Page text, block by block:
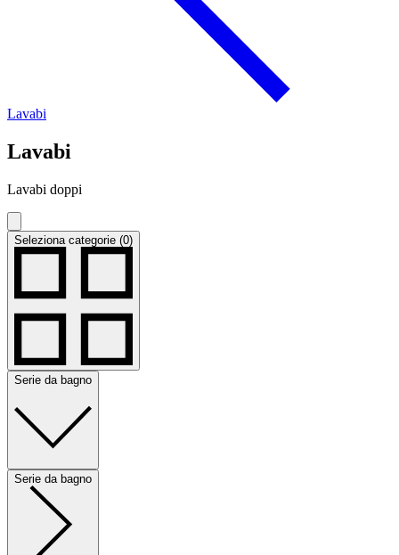
Lavabi
Lavabi
Lavabi doppi
Seleziona categorie (0)
Serie da bagno
Serie da bagno